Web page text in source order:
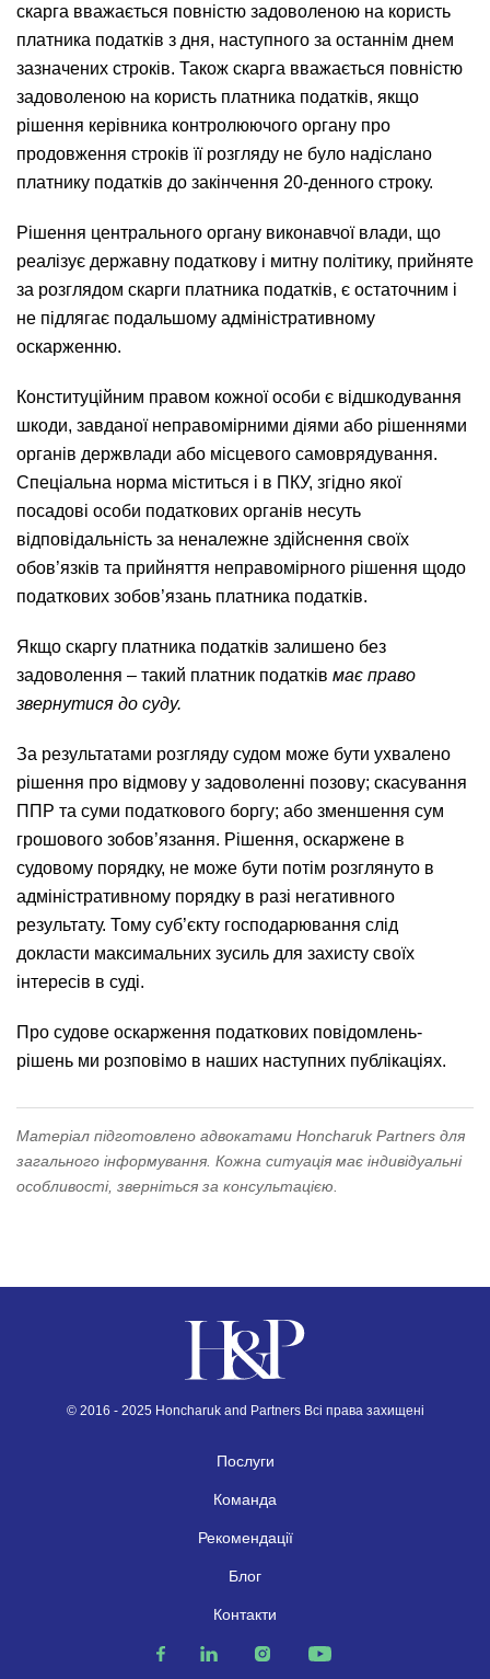
скарга вважається повністю задоволеною на користь
платника податків з дня, наступного за останнім днем
зазначених строків. Також скарга вважається повністю
задоволеною на користь платника податків, якщо
рішення керівника контролюючого органу про
продовження строків її розгляду не було надіслано
платнику податків до закінчення 20-денного строку.
Рішення центрального органу виконавчої влади, що
реалізує державну податкову і митну політику, прийняте
за розглядом скарги платника податків, є остаточним і
не підлягає подальшому адміністративному
оскарженню.
Конституційним правом кожної особи є відшкодування
шкоди, завданої неправомірними діями або рішеннями
органів держвлади або місцевого самоврядування.
Спеціальна норма міститься і в ПКУ, згідно якої
посадові особи податкових органів несуть
відповідальність за неналежне здійснення своїх
обов’язків та прийняття неправомірного рішення щодо
податкових зобов’язань платника податків.
Якщо скаргу платника податків залишено без
задоволення – такий платник податків має право
звернутися до суду.
За результатами розгляду судом може бути ухвалено
рішення про відмову у задоволенні позову; скасування
ППР та суми податкового боргу; або зменшення сум
грошового зобов’язання. Рішення, оскаржене в
судовому порядку, не може бути потім розглянуто в
адміністративному порядку в разі негативного
результату. Тому суб’єкту господарювання слід
докласти максимальних зусиль для захисту своїх
інтересів в суді.
Про судове оскарження податкових повідомлень-
рішень ми розповімо в наших наступних публікаціях.
Матеріал підготовлено адвокатами Honcharuk Partners для
загального інформування. Кожна ситуація має індивідуальні
особливості, зверніться за консультацією.
© 2016 - 2025 Honcharuk and Partners Всі права захищені
Послуги
Команда
Рекомендації
Блог
Контакти